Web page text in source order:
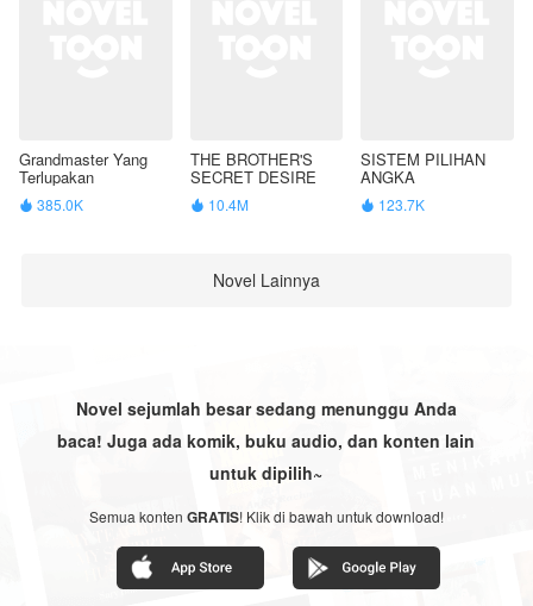
Grandmaster Yang
Terlupakan
 385.0K
THE BROTHER'S
SECRET DESIRE
 10.4M
SISTEM PILIHAN
ANGKA
 123.7K
Novel Lainnya
Novel sejumlah besar sedang menunggu Anda
baca! Juga ada komik, buku audio, dan konten lain
untuk dipilih~
Semua konten GRATIS! Klik di bawah untuk download!